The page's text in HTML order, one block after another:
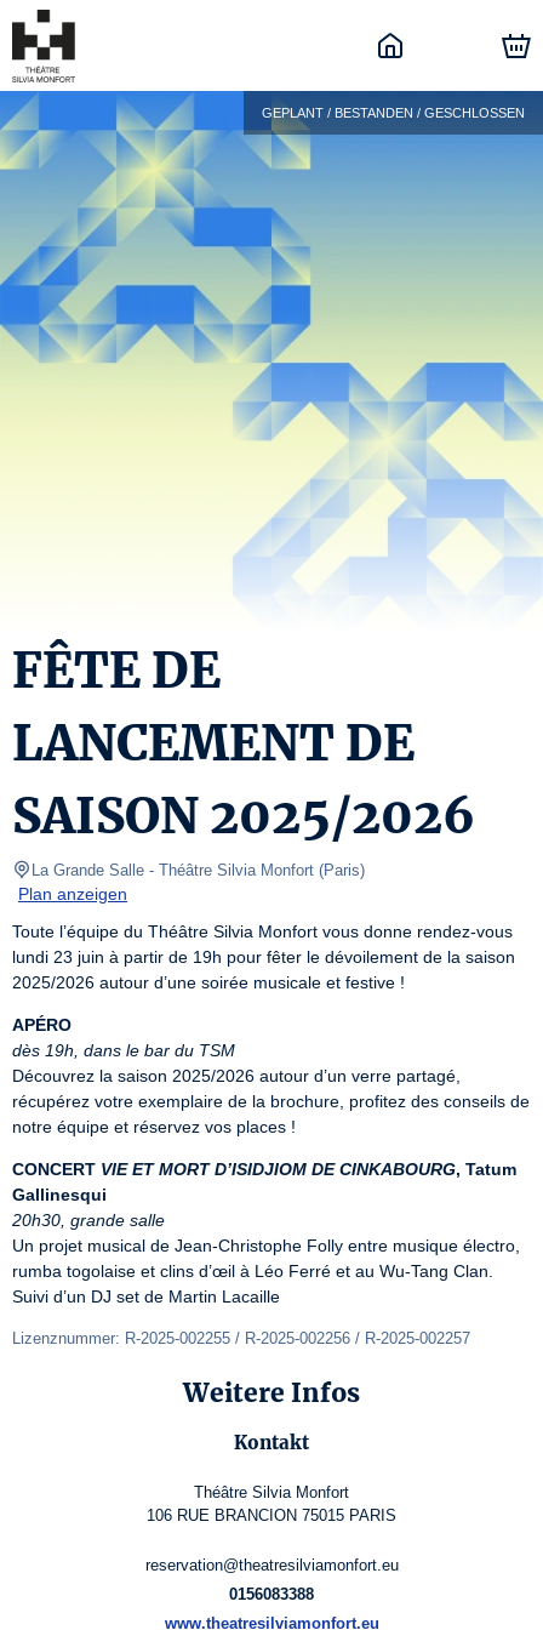
GEPLANT / BESTANDEN / GESCHLOSSEN
FÊTE DE
LANCEMENT DE
SAISON 2025/2026
La Grande Salle - Théâtre Silvia Monfort (Paris)
Plan anzeigen
Toute l’équipe du Théâtre Silvia Monfort vous donne rendez-vous
lundi 23 juin à partir de 19h pour fêter le dévoilement de la saison
2025/2026 autour d’une soirée musicale et festive !
APÉRO
dès 19h, dans le bar du TSM
Découvrez la saison 2025/2026 autour d’un verre partagé,
récupérez votre exemplaire de la brochure, profitez des conseils de
notre équipe et réservez vos places !
CONCERT VIE ET MORT D’ISIDJIOM DE CINKABOURG, Tatum
Gallinesqui
20h30, grande salle
Un projet musical de Jean-Christophe Folly entre musique électro,
rumba togolaise et clins d’œil à Léo Ferré et au Wu-Tang Clan.
Suivi d’un DJ set de Martin Lacaille
Lizenznummer: R-2025-002255 / R-2025-002256 / R-2025-002257
Weitere Infos
Kontakt
Théâtre Silvia Monfort
106 RUE BRANCION 75015 PARIS
reservation@theatresilviamonfort.eu
0156083388
www.theatresilviamonfort.eu